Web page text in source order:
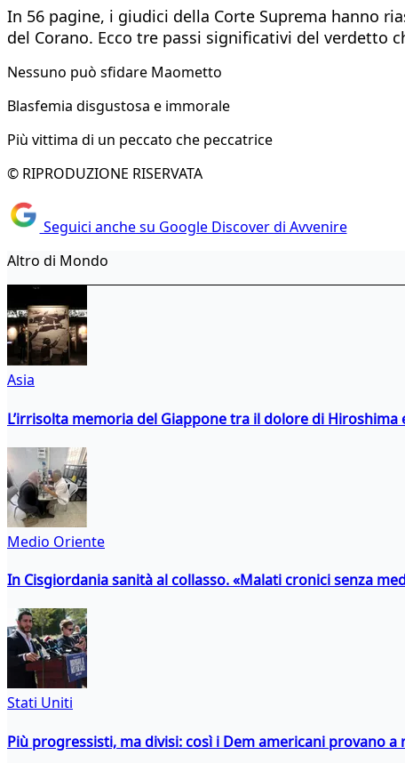
In 56 pagine, i giudici della Corte Suprema hanno
del Corano. Ecco tre passi significativi del verdetto
Nessuno può sfidare Maometto
Blasfemia disgustosa e immorale
Più vittima di un peccato che peccatrice
© RIPRODUZIONE RISERVATA
Seguici anche su Google Discover di Avvenire
Altro di Mondo
Asia
L’irrisolta memoria del Giappone tra il dolore di Hiroshima
Medio Oriente
In Cisgiordania sanità al collasso. «Malati cronici senza
Stati Uniti
Più progressisti, ma divisi: così i Dem americani provano